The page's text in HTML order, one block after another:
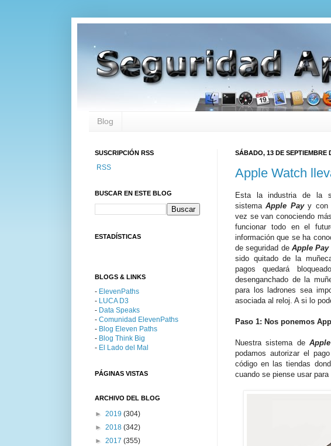
Blog
SÁBADO, 13 DE SEPTIEMBRE
Apple Watch
Esta la industria de la
sistemaApple Payy con
vez se van conociendo
funcionar todo en el
información que se ha
de seguridad de Apple Pay
sido quitado de la
pagos quedará
desenganchado de la
para los ladrones sea
asociada al reloj. A si lo
Paso 1: Nos ponemos
Nuestra sistema de
podamos autorizar el
código en las tiendas
cuando se piense usar
SUSCRIPCIÓN RSS
RSS
BUSCAR EN ESTE BLOG
ESTADÍSTICAS
BLOGS & LINKS
- ElevenPaths
- LUCA D3
- Data Speaks
- Comunidad ElevenPaths
- Blog Eleven Paths
- Blog Think Big
- El Lado del Mal
PÁGINAS VISTAS
ARCHIVO DEL BLOG
► 2019 (304)
► 2018 (342)
► 2017 (355)